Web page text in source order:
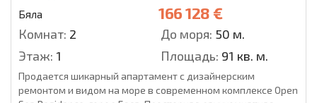
Бяла 166 128 €
Комнат: 2 До моря: 50 м.
Этаж: 1 Площадь: 91 кв. м.
Продается шикарный апартамент с дизайнерским
ремонтом и видом на море в современном комплексе Open